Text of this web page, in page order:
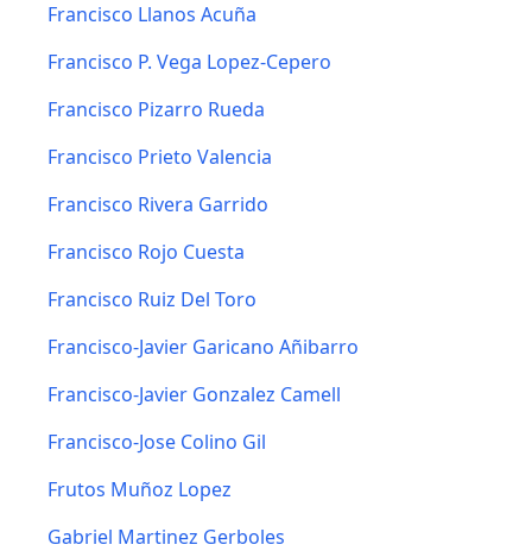
Francisco Llanos Acuña
Francisco P. Vega Lopez-Cepero
Francisco Pizarro Rueda
Francisco Prieto Valencia
Francisco Rivera Garrido
Francisco Rojo Cuesta
Francisco Ruiz Del Toro
Francisco-Javier Garicano Añibarro
Francisco-Javier Gonzalez Camell
Francisco-Jose Colino Gil
Frutos Muñoz Lopez
Gabriel Martinez Gerboles